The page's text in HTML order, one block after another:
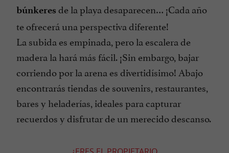
búnkeres de la playa desaparecen… ¡Cada año
te ofrecerá una perspectiva diferente!
La subida es empinada, pero la escalera de
madera la hará más fácil. ¡Sin embargo, bajar
corriendo por la arena es divertidísimo! Abajo
encontrarás tiendas de souvenirs, restaurantes,
bares y heladerías, ideales para capturar
recuerdos y disfrutar de un merecido descanso.